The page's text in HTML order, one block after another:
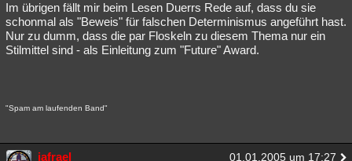
Im übrigen fällt mir beim Lesen Duerrs Rede auf, dass du sie
schonmal als "Beweis" für falschen Determinismus angeführt hast.
Nur zu dumm, dass die par Floskeln zu diesem Thema nur ein
Stilmittel sind - als Einleitung zum "Future" Award.
"Spam am laufenden Band"
jafrael 01.01.2005 um 17:27